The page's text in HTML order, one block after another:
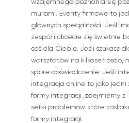
murami. Eventy firmowe to
głównych specjalności. Jeśli
zespół i chcecie się świetnie
coś dla Ciebie. Jeśli szukasz
warsztatów na kilkaset osób,
spore doświadczenie. Jeśli
integracja online to jako jedni
formy integracji, zdejmiemy z
setki problemów które
formy integracji.